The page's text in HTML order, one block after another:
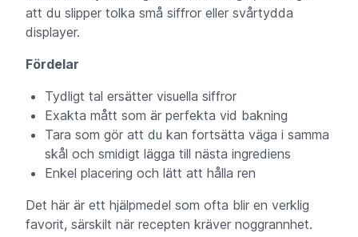
att du slipper tolka små siffror eller svårtydda
displayer.
Fördelar
Tydligt tal ersätter visuella siffror
Exakta mått som är perfekta vid bakning
Tara som gör att du kan fortsätta väga i samma
skål och smidigt lägga till nästa ingrediens
Enkel placering och lätt att hålla ren
Det här är ett hjälpmedel som ofta blir en verklig
favorit, särskilt när recepten kräver noggrannhet.